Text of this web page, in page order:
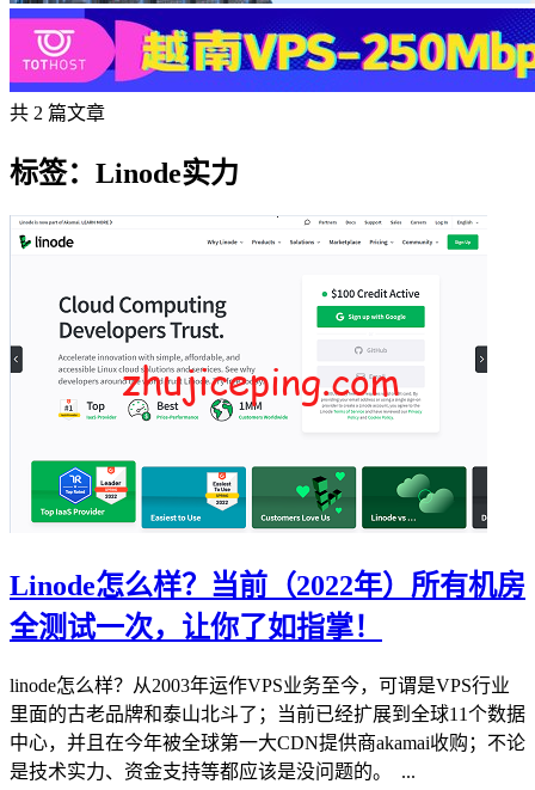
共 2 篇文章
标签：Linode实力
Linode怎么样？当前（2022年）所有机房
全测试一次，让你了如指掌！
linode怎么样？从2003年运作VPS业务至今，可谓是VPS行业
里面的古老品牌和泰山北斗了；当前已经扩展到全球11个数据
中心，并且在今年被全球第一大CDN提供商akamai收购；不论
是技术实力、资金支持等都应该是没问题的。 ...